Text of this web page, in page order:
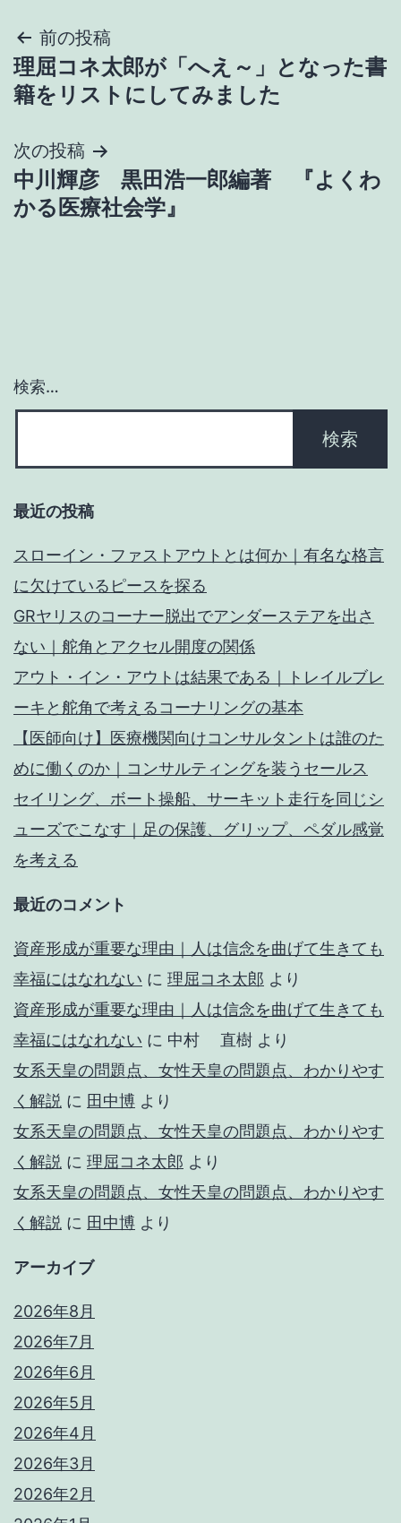
投
稿
ビ
ゲ
ン
前の投稿
理屈コネ太郎が「へえ～」となった書
籍をリストにしてみました
次の投稿
中川輝彦 黒田浩一郎編著 『よくわ
かる医療社会学』
検索…
最近の投稿
スローイン・ファストアウトとは何か｜有名な格言
に欠けているピースを探る
GRヤリスのコーナー脱出でアンダーステアを出さ
ない｜舵角とアクセル開度の関係
アウト・イン・アウトは結果である｜トレイルブレ
ーキと舵角で考えるコーナリングの基本
【医師向け】医療機関向けコンサルタントは誰のた
めに働くのか｜コンサルティングを装うセールス
セイリング、ボート操船、サーキット走行を同じシ
ューズでこなす｜足の保護、グリップ、ペダル感覚
を考える
最近のコメント
資産形成が重要な理由｜人は信念を曲げて生きても
幸福にはなれない に 理屈コネ太郎 より
資産形成が重要な理由｜人は信念を曲げて生きても
幸福にはなれない に 中村 直樹 より
女系天皇の問題点、女性天皇の問題点、わかりやす
く解説 に 田中博 より
女系天皇の問題点、女性天皇の問題点、わかりやす
く解説 に 理屈コネ太郎 より
女系天皇の問題点、女性天皇の問題点、わかりやす
く解説 に 田中博 より
アーカイブ
2026年8月
2026年7月
2026年6月
2026年5月
2026年4月
2026年3月
2026年2月